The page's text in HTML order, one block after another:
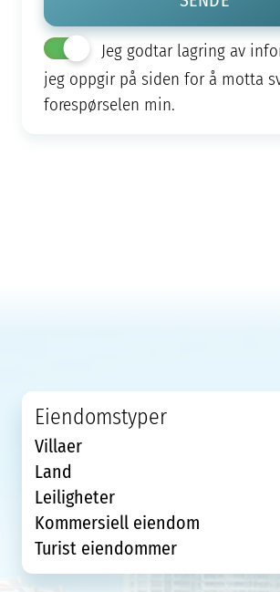
Jeg godtar lagring av
jeg oppgir på siden for å motta
forespørselen min.
Eiendomstyper
Villaer
Land
Leiligheter
Kommersiell eiendom
Turist eiendommer